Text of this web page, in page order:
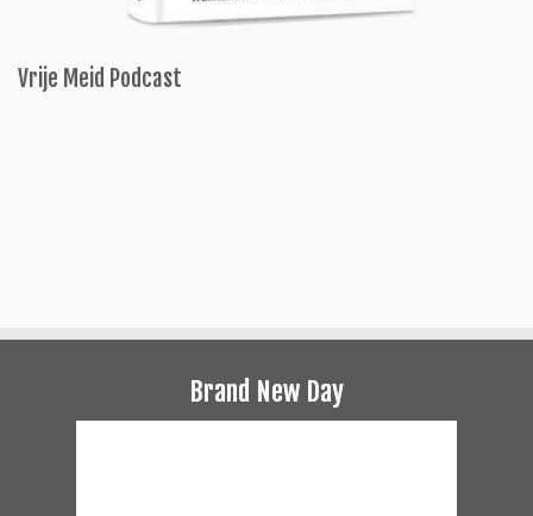
Vrije Meid Podcast
Brand New Day